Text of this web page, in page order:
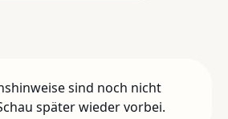
sind noch nicht
später wieder vorbei.